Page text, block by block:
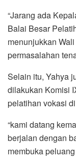
“Jarang ada
Balai Besar
menunjukkan
permasalahan
Selain itu, Yahya
dilakukan Komisi
pelatihan vokasi
“kami datang
berjalan dengan
membuka